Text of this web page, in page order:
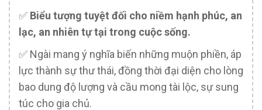
✅️ Biểu tượng tuyệt đối cho niềm hạnh phúc, an
lạc, an nhiên tự tại trong cuộc sống.
✅️ Ngài mang ý nghĩa biến những muộn phiền, áp
lực thành sự thư thái, đồng thời đại diện cho lòng
bao dung độ lượng và cầu mong tài lộc, sự sung
túc cho gia chủ.